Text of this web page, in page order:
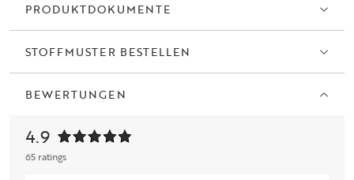
PRODUKTDOKUMENTE
STOFFMUSTER BESTELLEN
BEWERTUNGEN
4.9
65 ratings